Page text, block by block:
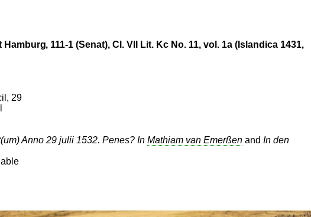
Hamburg 111-1 (Senat), Cl. VII Lit. Kc No. 11, vol. 1a (Islandica 1431,
29
Anno 29 julii 1532. Penes? In Mathiam van Emerßen and In den